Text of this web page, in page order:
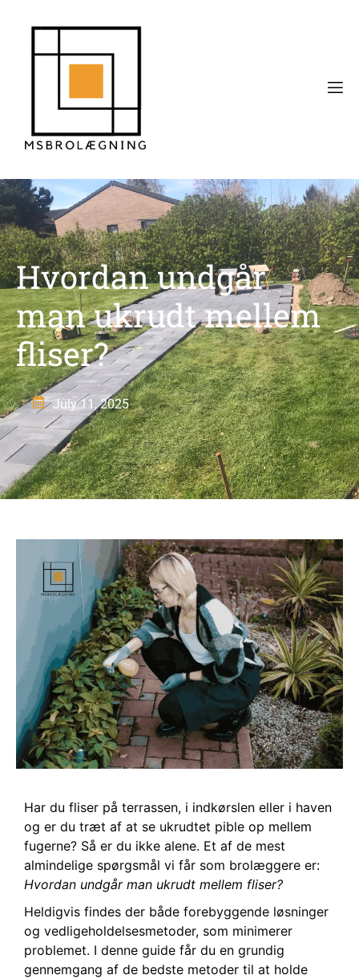
Hvordan undgår
man ukrudt mellem
fliser?
July 11, 2025
Har du fliser på terrassen, i indkørslen eller i haven
og er du træt af at se ukrudtet pible op mellem
fugerne? Så er du ikke alene. Et af de mest
almindelige spørgsmål vi får som brolæggere er:
Hvordan undgår man ukrudt mellem fliser?
Heldigvis findes der både forebyggende løsninger
og vedligeholdelsesmetoder, som minimerer
problemet. I denne guide får du en grundig
gennemgang af de bedste metoder til at holde